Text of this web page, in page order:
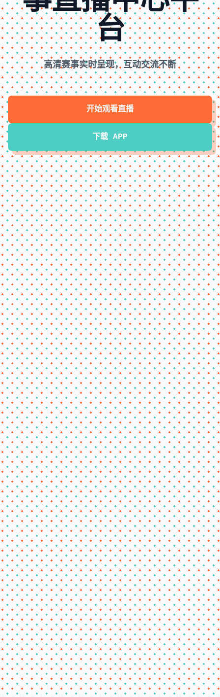
台
高清赛事实时呈现，互动交流不断
开始观看直播
下载 APP